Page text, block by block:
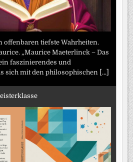
offenbaren tiefste Wahrheiten.
„Maurice Maeterlinck – Das
faszinierendes und
sich mit den philosophischen [...]